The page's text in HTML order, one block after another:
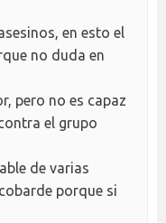
en esto el
no duda en
pero no es capaz
el grupo
de varias
porque si